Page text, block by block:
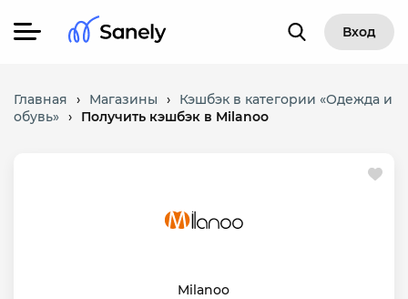
Вход
Главная › Магазины ›
Кэшбэк в категории «Одежда и
обувь» › Получить кэшбэк в Milanoo
Milanoo